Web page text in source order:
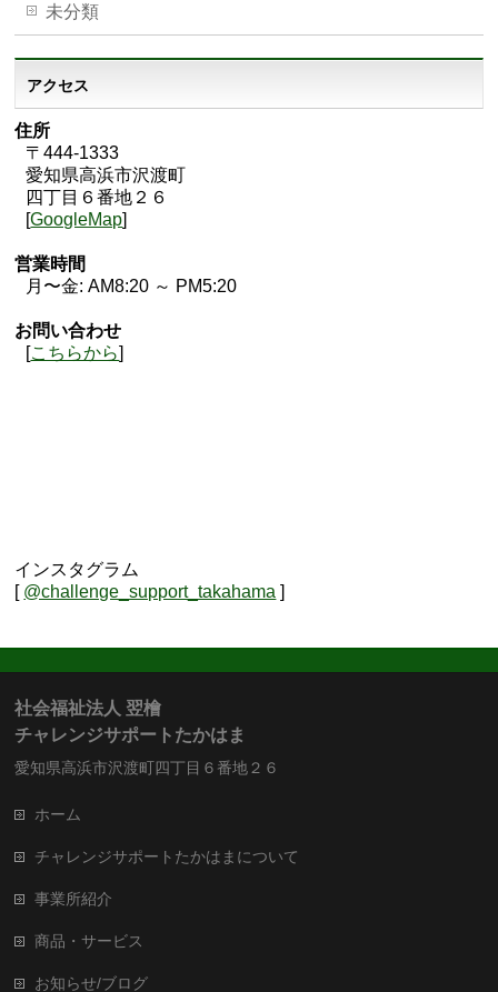
未分類
アクセス
住所
〒444-1333
愛知県高浜市沢渡町
四丁目６番地２６
[GoogleMap]
営業時間
月〜金: AM8:20 ～ PM5:20
お問い合わせ
[こちらから]
インスタグラム
[ @challenge_support_takahama ]
社会福祉法人 翌檜
チャレンジサポートたかはま
愛知県高浜市沢渡町四丁目６番地２６
ホーム
チャレンジサポートたかはまについて
事業所紹介
商品・サービス
お知らせ/ブログ